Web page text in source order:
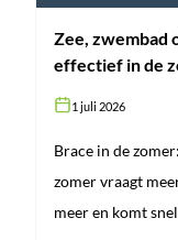
zomer
Zee, zwembad
effectief in de
1 juli 2026
Brace in de
zomer vraagt
meer en komt